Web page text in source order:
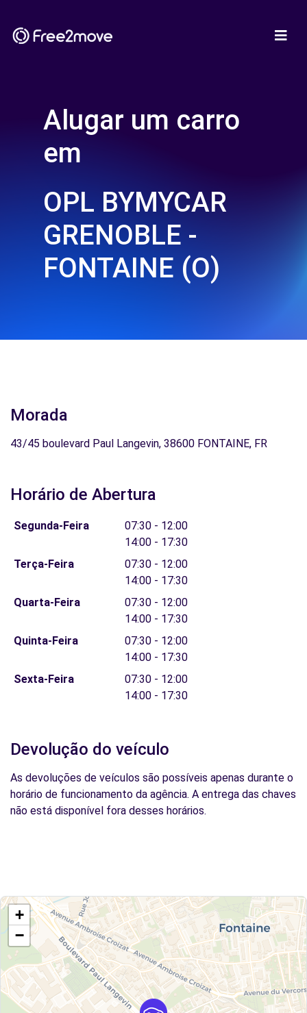
Alugar um carro
em
OPL BYMYCAR
GRENOBLE -
FONTAINE (O)
Morada
43/45 boulevard Paul Langevin, 38600 FONTAINE, FR
Horário de Abertura
Segunda-Feira
07:30 - 12:00
14:00 - 17:30
Terça-Feira
07:30 - 12:00
14:00 - 17:30
Quarta-Feira
07:30 - 12:00
14:00 - 17:30
Quinta-Feira
07:30 - 12:00
14:00 - 17:30
Sexta-Feira
07:30 - 12:00
14:00 - 17:30
Devolução do veículo
As devoluções de veículos são possíveis apenas durante o
horário de funcionamento da agência. A entrega das chaves
não está disponível fora desses horários.
+
−